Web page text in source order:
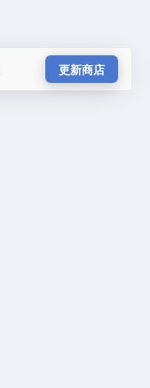
更新商店